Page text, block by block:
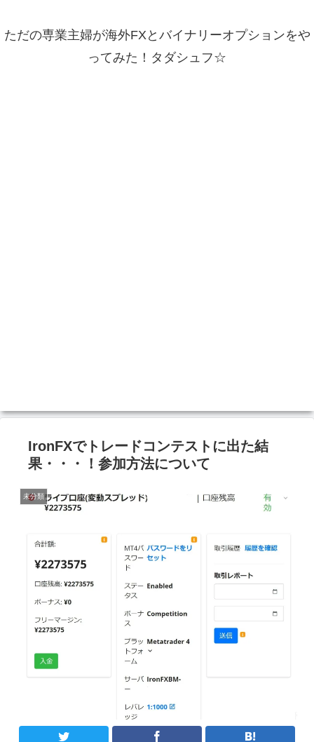
ただの専業主婦が海外FXとバイナリーオプションをや
ってみた！タダシュフ☆
IronFXでトレードコンテストに出た結
果・・・！参加方法について
未分類